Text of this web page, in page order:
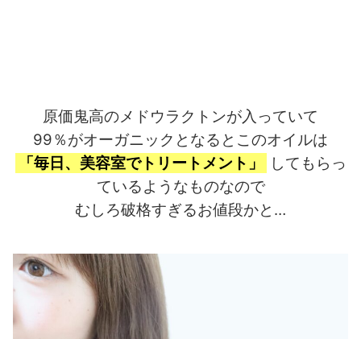
原価鬼高のメドウラクトンが入っていて
99％がオーガニックとなるとこのオイルは
「毎日、美容室でトリートメント」
してもらっ
ているようなものなので
むしろ破格すぎるお値段かと…